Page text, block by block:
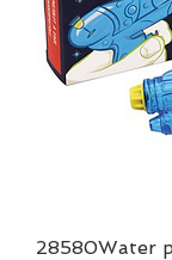
28580Water